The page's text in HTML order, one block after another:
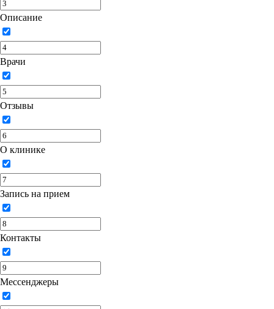
Описание
Врачи
Отзывы
О клинике
Запись на прием
Контакты
Мессенджеры